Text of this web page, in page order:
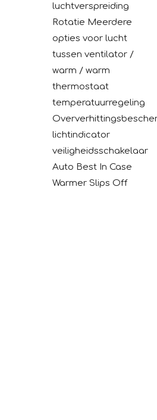
luchtverspreiding
Rotatie Meerdere
opties voor lucht
tussen ventilator /
warm / warm
thermostaat
temperatuurregeling
lichtindicator
veiligheidsschakelaar
Auto Best In Case
Warmer Slips Off